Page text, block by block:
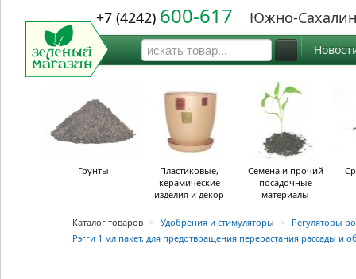
+7 (4242) 600-617 Южно-
Грунты
Пластиковые,
керамические
изделия и декор
Семена и прочий
посадочные
материалы
Каталог товаров > Удобрения и стимуляторы >
Регуляторы
Рэгги 1 мл пакет, для предотвращения перерастания рассады и